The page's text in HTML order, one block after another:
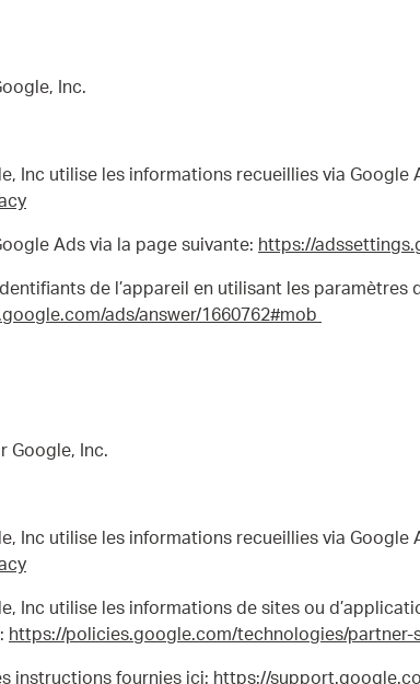
Inc.
Inc utilise les informations recueillies via
Ads via la page suivante: https://
de l’appareil en utilisant les paramètres
ads/answer/1660762#mob
Google, Inc.
Inc utilise les informations recueillies via
Inc utilise les informations de sites ou
https://policies.google.com/technologies/partner-
instructions fournies ici: https://